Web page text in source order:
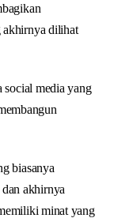
akhirnya dilihat
social media yang
biasanya
dan akhirnya
minat yang